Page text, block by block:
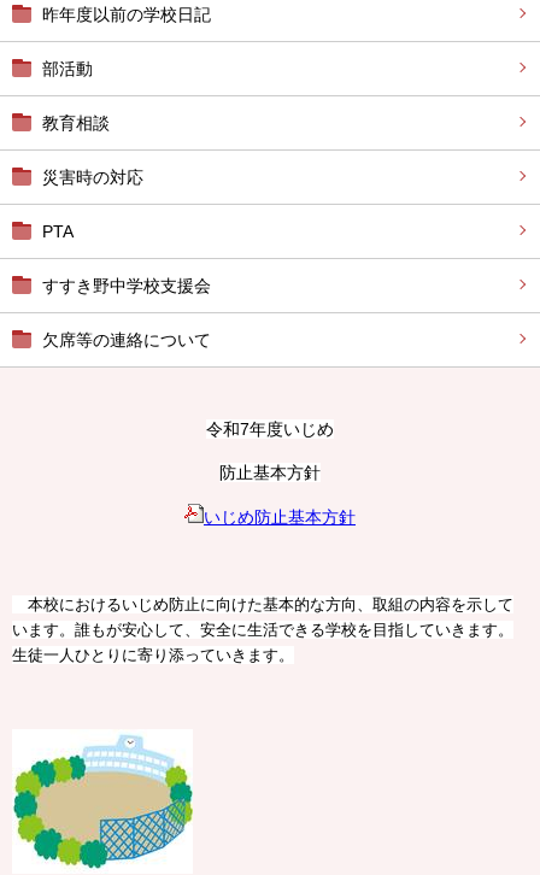
昨年度以前の学校日記
部活動
教育相談
災害時の対応
PTA
すすき野中学校支援会
欠席等の連絡について
令和7年度いじめ
防止基本方針
いじめ防止基本方針
本校におけるいじめ防止に向けた基本的な方向、取組の内容を示して
います。誰もが安心して、安全に生活できる学校を目指していきます。
生徒一人ひとりに寄り添っていきます。